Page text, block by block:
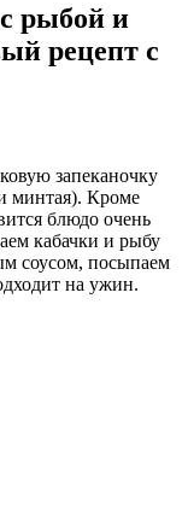
рыбой и
рецепт с
запеканочку
минтая). Кроме
блюдо очень
кабачки и рыбу
соусом, посыпаем
на ужин.